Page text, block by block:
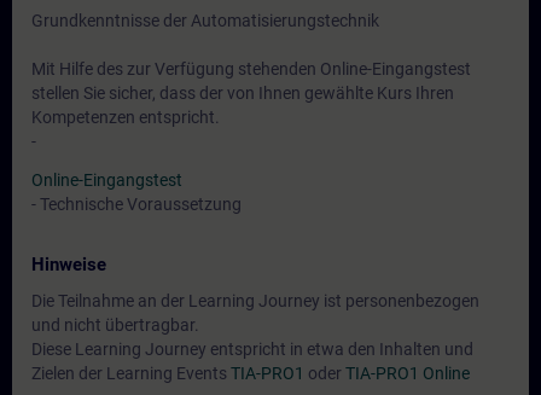
Grundkenntnisse der Automatisierungstechnik
Mit Hilfe des zur Verfügung stehenden Online-Eingangstest
stellen Sie sicher, dass der von Ihnen gewählte Kurs Ihren
Kompetenzen entspricht.
-
Online-Eingangstest
-Technische Voraussetzung
Hinweise
Die Teilnahme an der Learning Journey ist personenbezogen
und nicht übertragbar.
Diese Learning Journey entspricht in etwa den Inhalten und
Zielen der Learning Events TIA-PRO1 oderTIA-PRO1 Online